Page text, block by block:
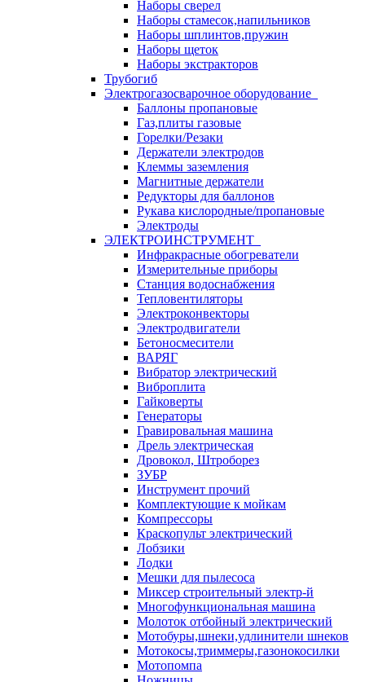
Наборы сверел
Наборы стамесок,напильников
Наборы шплинтов,пружин
Наборы щеток
Наборы экстракторов
Трубогиб
Электрогазосварочное оборудование
Баллоны пропановые
Газ,плиты газовые
Горелки/Резаки
Держатели электродов
Клеммы заземления
Магнитные держатели
Редукторы для баллонов
Рукава кислородные/пропановые
Электроды
ЭЛЕКТРОИНСТРУМЕНТ
Инфракрасные обогреватели
Измерительные приборы
Станция водоснабжения
Тепловентиляторы
Электроконвекторы
Электродвигатели
Бетоносмесители
ВАРЯГ
Вибратор электрический
Виброплита
Гайковерты
Генераторы
Гравировальная машина
Дрель электрическая
Дровокол, Штроборез
ЗУБР
Инструмент прочий
Комплектующие к мойкам
Компрессоры
Краскопульт электрический
Лобзики
Лодки
Мешки для пылесоса
Миксер строительный электр-й
Многофункциональная машина
Молоток отбойный электрический
Мотобуры,шнеки,удлинители шнеков
Мотокосы,триммеры,газонокосилки
Мотопомпа